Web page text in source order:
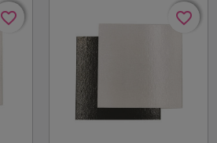
favorite_border
favorite_border favorite_border
favorite_border